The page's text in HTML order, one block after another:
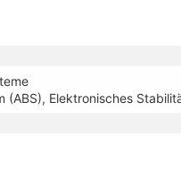
(ABS), Elektronisches